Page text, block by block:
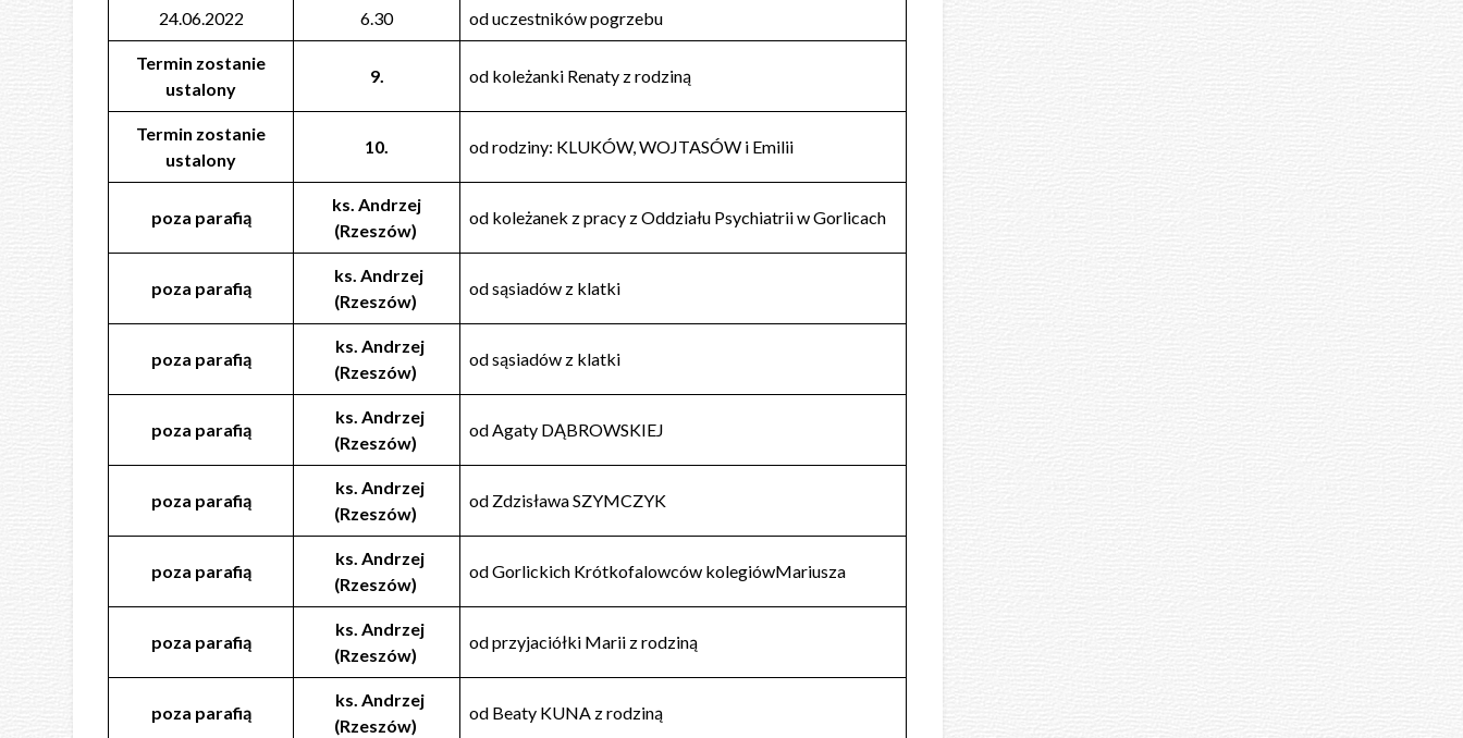
24.06.2022 6.30 od uczestników pogrzebu
Termin zostanie
ustalony
9. od koleżanki Renaty z rodziną
Termin zostanie
ustalony
10. od rodziny: KLUKÓW, WOJTASÓW i Emilii
poza parafią
ks. Andrzej
(Rzeszów)
od koleżanek z pracy z Oddziału Psychiatrii w Gorlicach
poza parafią
ks. Andrzej
(Rzeszów)
od sąsiadów z klatki
poza parafią
ks. Andrzej
(Rzeszów)
od sąsiadów z klatki
poza parafią
ks. Andrzej
(Rzeszów)
od Agaty DĄBROWSKIEJ
poza parafią
ks. Andrzej
(Rzeszów)
od Zdzisława SZYMCZYK
poza parafią
ks. Andrzej
(Rzeszów)
od Gorlickich Krótkofalowców kolegiówMariusza
poza parafią
ks. Andrzej
(Rzeszów)
od przyjaciółki Marii z rodziną
poza parafią
ks. Andrzej
(Rzeszów)
od Beaty KUNA z rodziną